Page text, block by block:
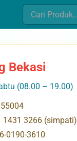
Search
for:
Bekasi
(08.00 – 19.00)
3266 (simpati)
0190-3610